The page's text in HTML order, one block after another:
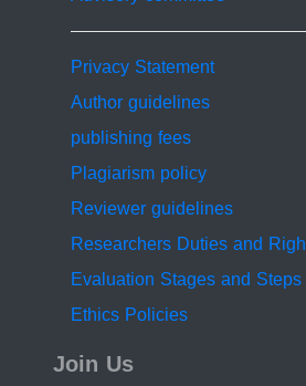
by 14% when the number of
This also happened with the
when the video was streamed
same rate as the variable (64-
Keywords:.............. Ad hoc,
Delay.
Privacy Statement
Author guidelines
publishing fees
Plagiarism policy
Reviewer guidelines
Researchers Duties and
Evaluation Stages and Steps
Ethics Policies
Join Us